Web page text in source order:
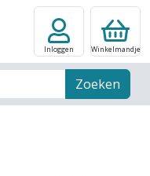
Zoeken
Inloggen Winkelmandje